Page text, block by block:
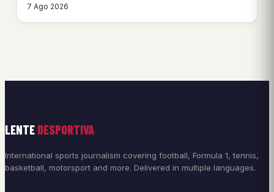
7 Ago 2026
LENTE DESPORTIVA
International sports journalism covering football, Formula 1, tennis,
basketball, motorsport and more. Delivered in multiple languages.